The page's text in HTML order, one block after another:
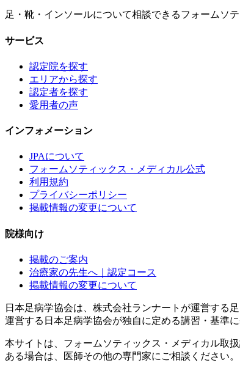
足・靴・インソールについて相談できるフォームソ
サービス
認定院を探す
エリアから探す
認定者を探す
愛用者の声
インフォメーション
JPAについて
フォームソティックス・メディカル公式
利用規約
プライバシーポリシー
掲載情報の変更について
院様向け
掲載のご案内
治療家の先生へ｜認定コース
掲載情報の変更について
日本足病学協会は、株式会社ランナートが運営する
運営する日本足病学協会が独自に定める講習・基準
本サイトは、フォームソティックス・メディカル取
ある場合は、医師その他の専門家にご相談ください。